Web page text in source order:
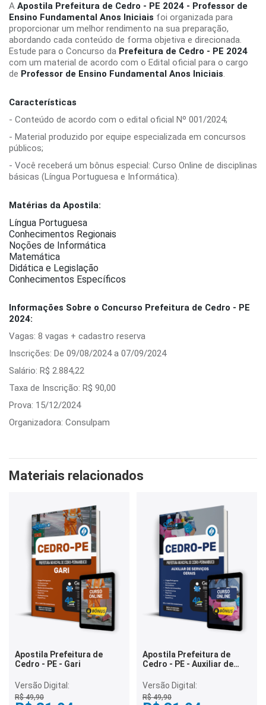
A Apostila Prefeitura de Cedro - PE 2024 - Professor de
Ensino Fundamental Anos Iniciais foi organizada para
proporcionar um melhor rendimento na sua preparação,
abordando cada conteúdo de forma objetiva e direcionada.
Estude para o Concurso da Prefeitura de Cedro - PE 2024
com um material de acordo com o Edital oficial para o cargo
de Professor de Ensino Fundamental Anos Iniciais.
Características
- Conteúdo de acordo com o edital oficial Nº 001/2024;
- Material produzido por equipe especializada em concursos
públicos;
- Você receberá um bônus especial: Curso Online de disciplinas
básicas (Língua Portuguesa e Informática).
Matérias da Apostila:
Língua Portuguesa
Conhecimentos Regionais
Noções de Informática
Matemática
Didática e Legislação
Conhecimentos Específicos
Informações Sobre o Concurso Prefeitura de Cedro - PE
2024:
Vagas: 8 vagas + cadastro reserva
Inscrições: De 09/08/2024 a 07/09/2024
Salário: R$ 2.884,22
Taxa de Inscrição: R$ 90,00
Prova: 15/12/2024
Organizadora: Consulpam
Materiais relacionados
Apostila Prefeitura de
Cedro - PE - Gari
Versão Digital:
R$ 49,90
Apostila Prefeitura de
Cedro - PE - Auxiliar de
Versão Digital:
R$ 49,90